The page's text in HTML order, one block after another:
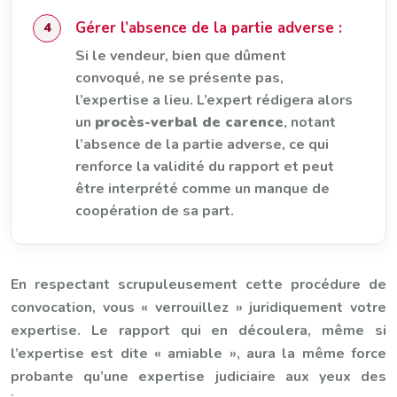
Gérer l’absence de la partie adverse :
Si le vendeur, bien que dûment
convoqué, ne se présente pas,
l’expertise a lieu. L’expert rédigera alors
un procès-verbal de carence, notant
l’absence de la partie adverse, ce qui
renforce la validité du rapport et peut
être interprété comme un manque de
coopération de sa part.
En respectant scrupuleusement cette procédure de
convocation, vous « verrouillez » juridiquement votre
expertise. Le rapport qui en découlera, même si
l’expertise est dite « amiable », aura la même force
probante qu’une expertise judiciaire aux yeux des